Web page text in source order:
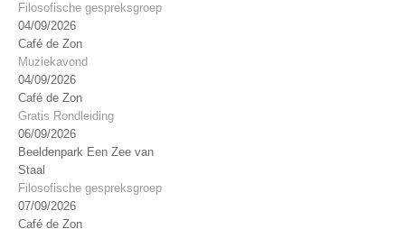
Filosofische gespreksgroep
04/09/2026
Café de Zon
Muziekavond
04/09/2026
Café de Zon
Gratis Rondleiding
06/09/2026
Beeldenpark Een Zee van
Staal
Filosofische gespreksgroep
07/09/2026
Café de Zon